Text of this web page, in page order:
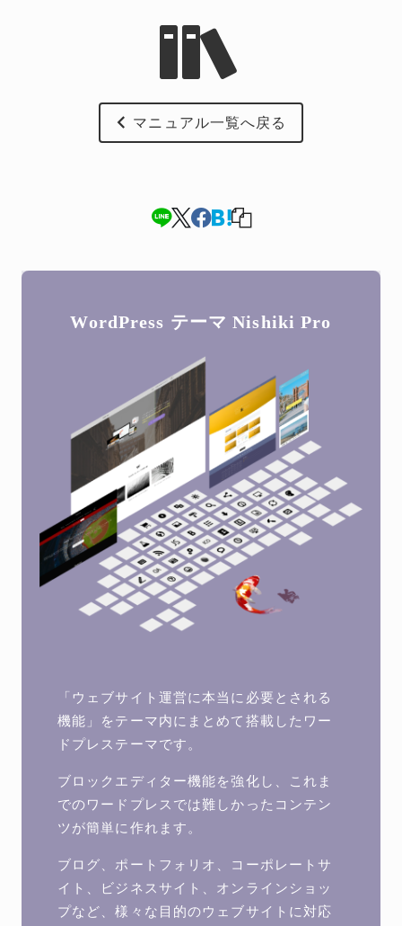
マニュアル一覧へ戻る
WordPress テーマ Nishiki Pro
「ウェブサイト運営に本当に必要とされる
機能」をテーマ内にまとめて搭載したワー
ドプレステーマです。
ブロックエディター機能を強化し、これま
でのワードプレスでは難しかったコンテン
ツが簡単に作れます。
ブログ、ポートフォリオ、コーポレートサ
イト、ビジネスサイト、オンラインショッ
プなど、様々な目的のウェブサイトに対応